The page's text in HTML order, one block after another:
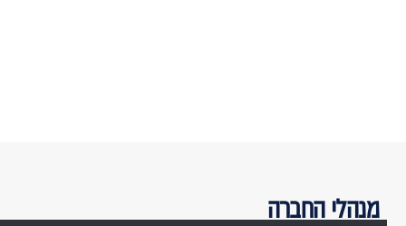
מנהלי החברה